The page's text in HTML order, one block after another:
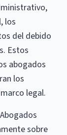
los
del debido
Estos
abogados
los
legal.
sobre